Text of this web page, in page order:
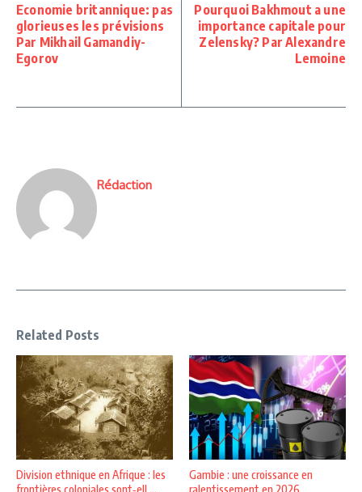
Economie britannique: pas
glorieuses les prévisions
Par Mikhail Gamandiy-
Egorov
Pourquoi Bakhmout a une
importance capitale pour
Zelensky? Par Alexandre
Lemoine
Rédaction
Related Posts
Division ethnique en Afrique : les
Gambie : une croissance en